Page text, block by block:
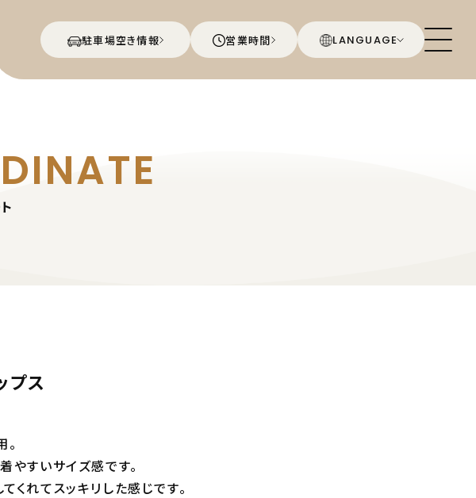
駐車場空き情報 営業時間 LANGUAGE
プス
やすいサイズ感です。
くれてスッキリした感じです。